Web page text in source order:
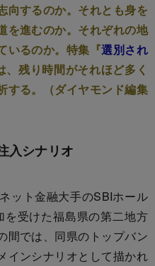
向するのか。それとも身を
を進むのか。それぞれの地
いるのか。特集『選別され
残り時間がそれほど多く
する。（ダイヤモンド編集
入シナリオ
ット金融大手のSBIホール
受けた福島県の第二地方
間では、同県のトップバン
インシナリオとして描かれ